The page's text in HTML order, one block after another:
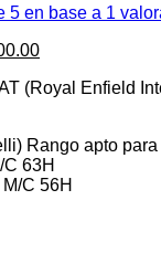
5 en base a 1
El
actual
(Royal Enfield
Rango apto para
63H
C 56H